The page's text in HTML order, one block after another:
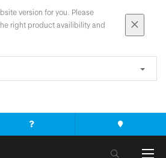
version for you. Please
right product availibility and